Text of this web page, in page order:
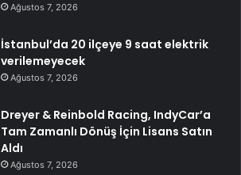
Ağustos 7, 2026
İstanbul’da 20 ilçeye 9 saat elektrik
verilemeyecek
Ağustos 7, 2026
Dreyer & Reinbold Racing, IndyCar’a
Tam Zamanlı Dönüş İçin Lisans Satın
Aldı
Ağustos 7, 2026